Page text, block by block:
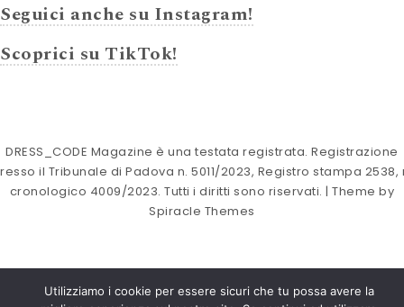
Seguici anche su Instagram!
Scoprici su TikTok!
DRESS_CODE Magazine è una testata registrata. Registrazione
il Tribunale di Padova n. 5011/2023, Registro stampa 2538,
cronologico 4009/2023. Tutti i diritti sono riservati. | Theme by
Spiracle Themes
Utilizziamo i cookie per essere sicuri che tu possa avere la